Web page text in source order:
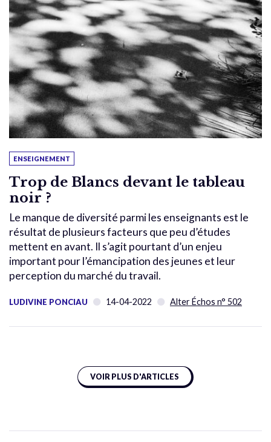
ENSEIGNEMENT
Trop de Blancs devant le tableau
noir ?
Le manque de diversité parmi les enseignants est le
résultat de plusieurs facteurs que peu d’études
mettent en avant. Il s’agit pourtant d’un enjeu
important pour l’émancipation des jeunes et leur
perception du marché du travail.
LUDIVINE PONCIAU 14-04-2022 Alter Échos n° 502
VOIR PLUS D'ARTICLES